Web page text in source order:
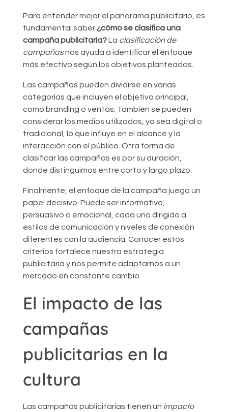
Para entender mejor el panorama publicitario, es
fundamental saber¿cómo se clasifica una
campaña publicitaria?La clasificación de
campañasnos ayuda a identificar el enfoque
más efectivo según los objetivos planteados.
Las campañas pueden dividirse en varias
categorías que incluyen el objetivo principal,
como branding o ventas. También se pueden
considerar los medios utilizados, ya sea digital o
tradicional, lo que influye en el alcance y la
interacción con el público. Otra forma de
clasificar las campañas es por su duración,
donde distinguimos entre corto y largo plazo.
Finalmente, el enfoque de la campaña juega un
papel decisivo. Puede ser informativo,
persuasivo o emocional, cada uno dirigido a
estilos de comunicación y niveles de conexión
diferentes con la audiencia. Conocer estos
criterios fortalece nuestra estrategia
publicitaria y nos permite adaptarnos a un
mercado en constante cambio.
El impacto de las
campañas
publicitarias en la
cultura
Las campañas publicitarias tienen un impacto